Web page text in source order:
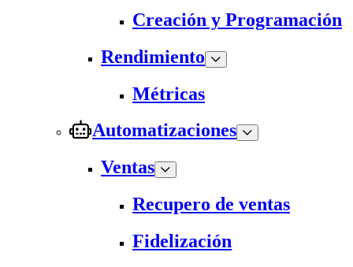
Creación y Programación
Rendimiento
Métricas
Automatizaciones
Ventas
Recupero de ventas
Fidelización